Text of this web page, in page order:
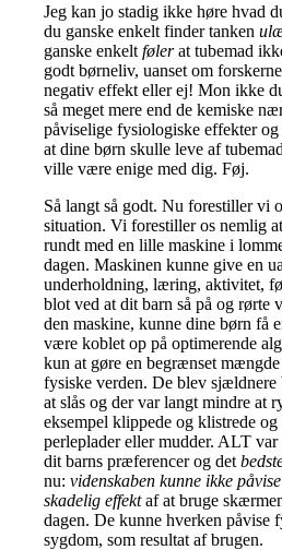
Jeg kan jo stadig ikke høre hvad
du ganske enkelt finder tanken
ganske enkeltfølerat tubemad
godt børneliv, uanset om
negativ effekt eller ej! Mon ikke
så meget mere end de kemiske
påviselige fysiologiske effekter
at dine børn skulle leve af
ville være enige med dig. Føj.
Så langt så godt. Nu forestiller vi
situation. Vi forestiller os nemlig
rundt med en lille maskine i
dagen. Maskinen kunne give en
underholdning, læring, aktivitet,
blot ved at dit barn så på og rørte
den maskine, kunne dine børn få
være koblet op på optimerende
kun at gøre en begrænset
fysiske verden. De blev
at slås og der var langt mindre at
eksempel klippede og klistrede
perleplader eller mudder. ALT
dit barns præferencer og det
nu:videnskaben kunne ikke
skadelig effektaf at bruge
dagen. De kunne hverken påvise
sygdom, som resultat af brugen.